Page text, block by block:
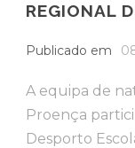
REGIONAL
Publicado em
A equipa de
Proença
Desporto